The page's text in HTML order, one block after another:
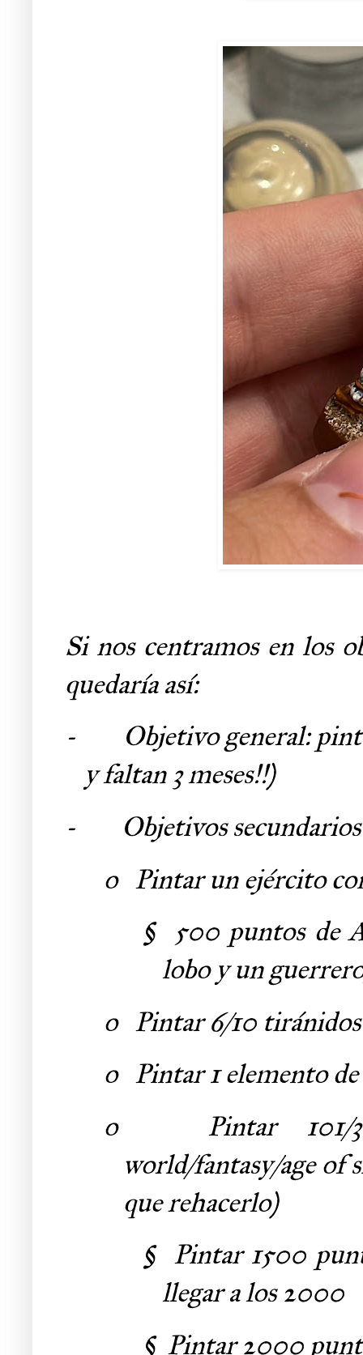
Si nos centramos en los
quedaría así:
-
Objetivo general:
y faltan 3 meses!!)
-
Objetivos
o Pintar un ejército
§
500 puntos de
lobo y un
o Pintar 6/10
o Pintar 1 elemento
o
Pintar
world/fantasy/age of
que rehacerlo)
§ Pintar 1500
llegar a los 2000
§ Pintar 2000